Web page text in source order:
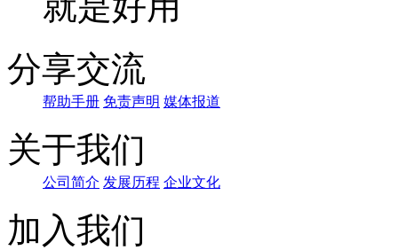
分享交流
帮助手册 免责声明 媒体报道
关于我们
公司简介 发展历程 企业文化
加入我们